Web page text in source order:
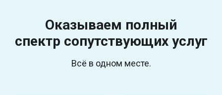
Оказываем полный
спектр сопутствующих услуг
Всё в одном месте.